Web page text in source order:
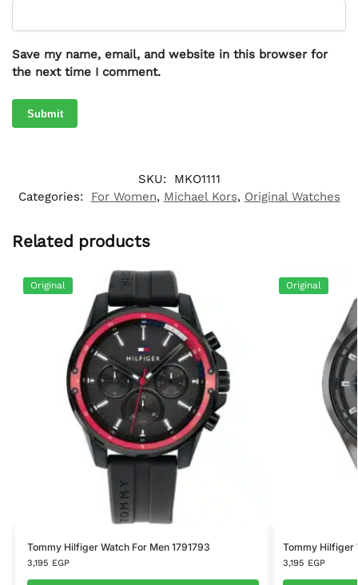
Save my name, email, and website in this browser for
the next time I comment.
SKU:
MKO1111
Categories:
For Women, Michael Kors, Original Watches
Related products
Original
Tommy Hilfiger Watch For Men 1791793
3,195 EGP
Original
Tommy Hilfiger
3,195 EGP